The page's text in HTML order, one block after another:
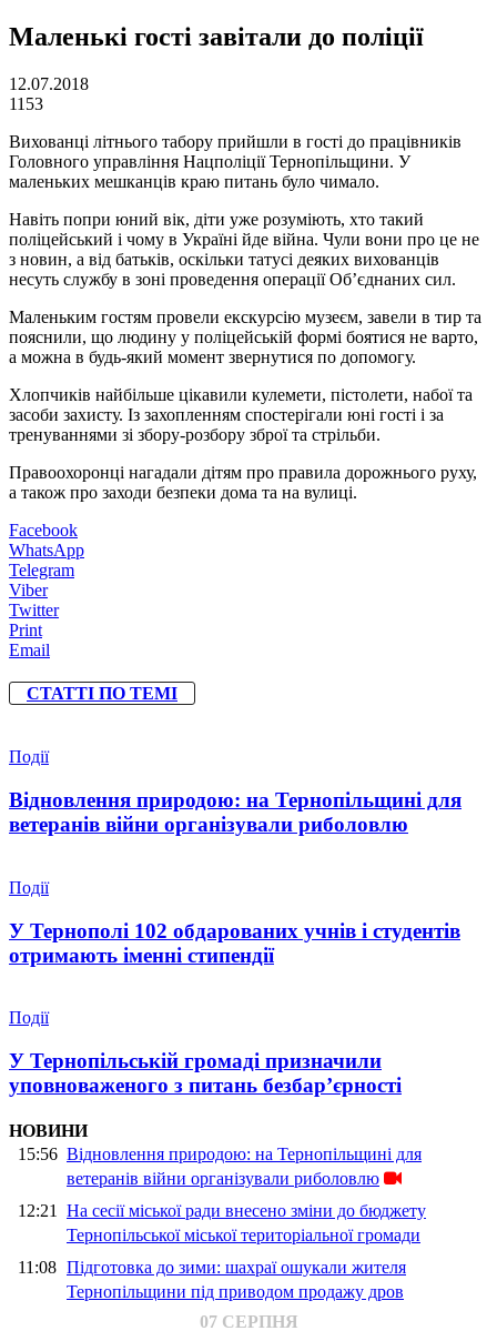
Маленькі гості завітали до поліції
12.07.2018
1153
Вихованці літнього табору прийшли в гості до працівників
Головного управління Нацполіції Тернопільщини. У
маленьких мешканців краю питань було чимало.
Навіть попри юний вік, діти уже розуміють, хто такий
поліцейський і чому в Україні йде війна. Чули вони про це не
з новин, а від батьків, оскільки татусі деяких вихованців
несуть службу в зоні проведення операції Об’єднаних сил.
Маленьким гостям провели екскурсію музеєм, завели в тир та
пояснили, що людину у поліцейській формі боятися не варто,
а можна в будь-який момент звернутися по допомогу.
Хлопчиків найбільше цікавили кулемети, пістолети, набої та
засоби захисту. Із захопленням спостерігали юні гості і за
тренуваннями зі збору-розбору зброї та стрільби.
Правоохоронці нагадали дітям про правила дорожнього руху,
а також про заходи безпеки дома та на вулиці.
Facebook
WhatsApp
Telegram
Viber
Twitter
Print
Email
СТАТТІ ПО ТЕМІ
Події
Відновлення природою: на Тернопільщині для
ветеранів війни організували риболовлю
Події
У Тернополі 102 обдарованих учнів і студентів
отримають іменні стипендії
Події
У Тернопільській громаді призначили
уповноваженого з питань безбар’єрності
НОВИНИ
15:56 Відновлення природою: на Тернопільщині для
ветеранів війни організували риболовлю
12:21 На сесії міської ради внесено зміни до бюджету
Тернопільської міської територіальної громади
11:08 Підготовка до зими: шахраї ошукали жителя
Тернопільщини під приводом продажу дров
07 СЕРПНЯ